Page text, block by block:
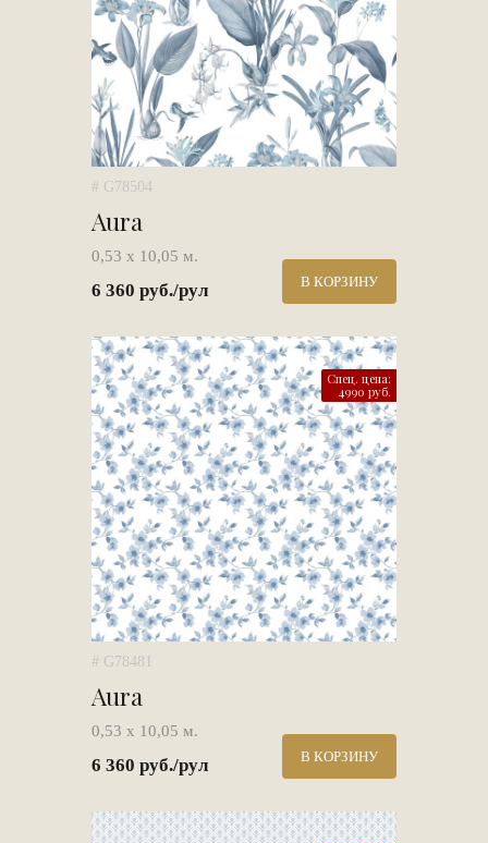
# G78504
Aura
0,53 х 10,05 м.
6 360 руб./рул В КОРЗИНУ
Спец. цена:
4990 руб.
# G78481
Aura
0,53 х 10,05 м.
6 360 руб./рул В КОРЗИНУ